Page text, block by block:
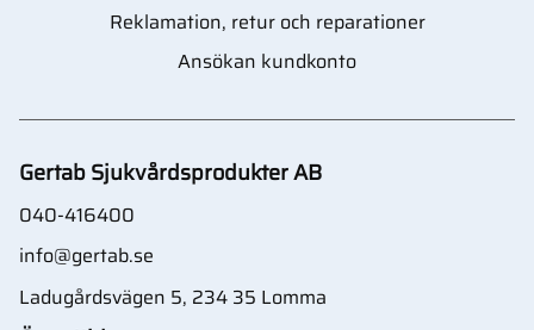
Reklamation, retur och reparationer
Ansökan kundkonto
Gertab Sjukvårdsprodukter AB
040-416400
info@gertab.se
Ladugårdsvägen 5, 234 35 Lomma